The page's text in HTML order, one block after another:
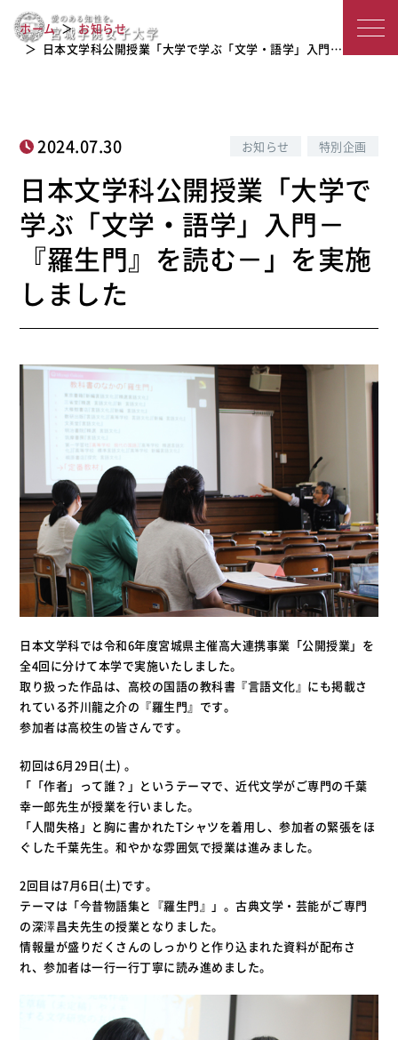
城
子
大
学
学・語学」入門－『羅生門』を読む
－」を実施しました
ホーム
お知らせ
日本文学科公開授業「大学で学ぶ「文学・語学」入門…
2024.07.30 お知らせ 特別企画
日本文学科公開授業「大学で
学ぶ「文学・語学」入門－
『羅生門』を読む－」を実施
しました
日本文学科では令和6年度宮城県主催高大連携事業「公開授業」を
全4回に分けて本学で実施いたしました。
取り扱った作品は、高校の国語の教科書『言語文化』にも掲載さ
れている芥川龍之介の『羅生門』です。
参加者は高校生の皆さんです。
初回は6月29日(土) 。
「「作者」って誰？」というテーマで、近代文学がご専門の千葉
幸一郎先生が授業を行いました。
「人間失格」と胸に書かれたTシャツを着用し、参加者の緊張をほ
ぐした千葉先生。和やかな雰囲気で授業は進みました。
2回目は7月6日(土)です。
テーマは「今昔物語集と『羅生門』」。古典文学・芸能がご専門
の深澤昌夫先生の授業となりました。
情報量が盛りだくさんのしっかりと作り込まれた資料が配布さ
れ、参加者は一行一行丁寧に読み進めました。